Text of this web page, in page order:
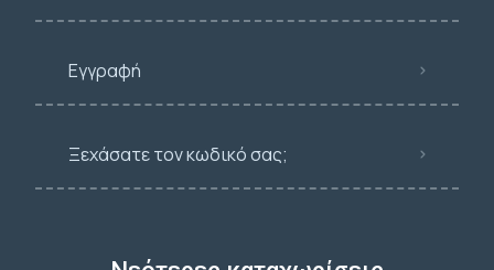
Εγγραφή
Ξεχάσατε τον κωδικό σας;